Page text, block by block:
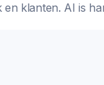
klanten. AI is